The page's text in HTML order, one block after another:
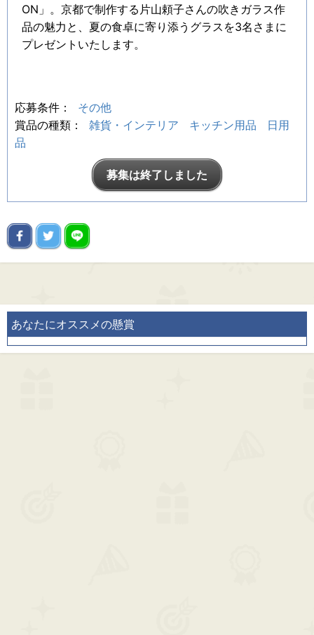
ON」。京都で制作する片山頼子さんの吹きガラス作
品の魅力と、夏の食卓に寄り添うグラスを3名さまに
プレゼントいたします。
応募条件：
その他
賞品の種類：
雑貨・インテリア キッチン用品
日用
品
募集は終了しました
あなたにオススメの懸賞